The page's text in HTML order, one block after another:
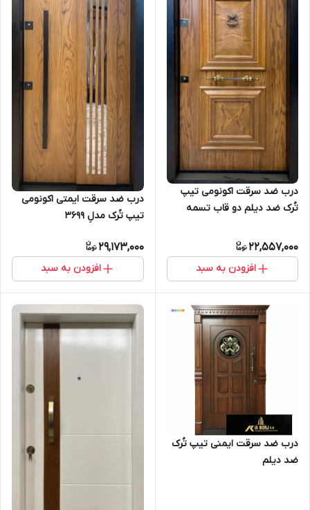
درب ضد سرقت اکونومی تیپ
تُرک ضد دیلم دو قاب تسمه
22,557,000
افزودن به سبد
درب ضد سرقت ایمتی اکونومی
تیپ تُرک مدلِ 3699
29,173,000
افزودن به سبد
درب ضد سرقت ایمنی تیپ تُرک
ضد دیلم